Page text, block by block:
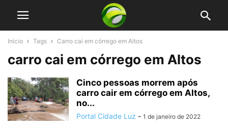
Início Tags Carro cai em córrego em Altos
carro cai em córrego em Altos
Cinco pessoas morrem após
carro cair em córrego em Altos,
no...
Portal Cidade Luz - 1 de janeiro de 2022